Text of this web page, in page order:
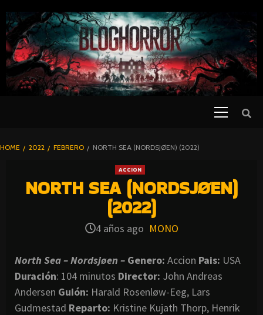
TO
CONTENT
BLOGHORROR
HOME 2022 FEBRERO NORTH SEA (NORDSJØEN) (2022)
ACCION
NORTH SEA (NORDSJØEN)
(2022)
4 años ago MONO
North Sea – Nordsjøen – Genero: Accion Pais: USA
Duración: 104 minutos Director: John Andreas
Andersen Guión: Harald Rosenløw-Eeg, Lars
Gudmestad Reparto: Kristine Kujath Thorp, Henrik